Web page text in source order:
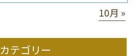
10月 »
カテゴリー